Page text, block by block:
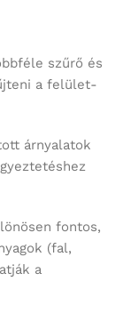
szűrő és
a felület-
árnyalatok
fontos,
(fal,
a